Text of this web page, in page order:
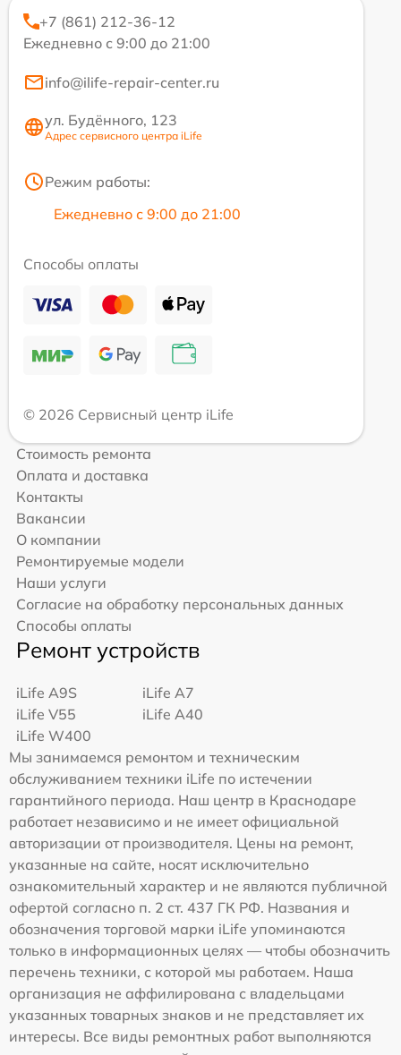
+7 (861) 212-36-12
Ежедневно с 9:00 до 21:00
info@ilife-repair-center.ru
ул. Будённого, 123
Адрес сервисного центра iLife
Режим работы:
Ежедневно с 9:00 до 21:00
Способы оплаты
© 2026 Сервисный центр iLife
Стоимость ремонта
Оплата и доставка
Контакты
Вакансии
О компании
Ремонтируемые модели
Наши услуги
Согласие на обработку персональных данных
Способы оплаты
Ремонт устройств
iLife A9S
iLife A7
iLife V55
iLife A40
iLife W400
Мы занимаемся ремонтом и техническим
обслуживанием техники iLife по истечении
гарантийного периода. Наш центр в Краснодаре
работает независимо и не имеет официальной
авторизации от производителя. Цены на ремонт,
указанные на сайте, носят исключительно
ознакомительный характер и не являются публичной
офертой согласно п. 2 ст. 437 ГК РФ. Названия и
обозначения торговой марки iLife упоминаются
только в информационных целях — чтобы обозначить
перечень техники, с которой мы работаем. Наша
организация не аффилирована с владельцами
указанных товарных знаков и не представляет их
интересы. Все виды ремонтных работ выполняются